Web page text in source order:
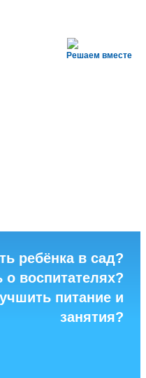
Решаем вместе
ребёнка в сад?
о воспитателях?
питание и
занятия?